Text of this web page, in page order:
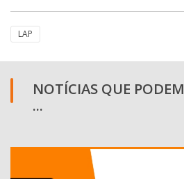
LAP
NOTÍCIAS QUE
...